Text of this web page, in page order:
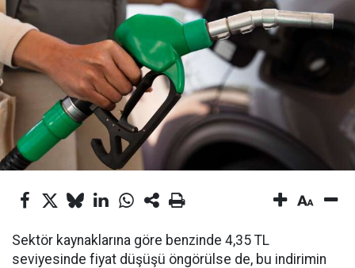
Sektör kaynaklarına göre benzinde 4,35 TL
seviyesinde fiyat düşüşü öngörülse de, bu indirimin